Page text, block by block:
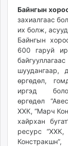
asu.mn
shudarga.mn
shuurhai.mn
unuudur.mn
isee.mn
mglradio.com
fact.mn
itoim.mn
tumen.mn
shuum.mn
times.mn
tvmongolia.mn
Байнгын
захиалгаас
их болж,
Байнгын
600 гаруй
шуудангаар,
өргөдөл,
иргэд
өргөдөл
ХХК, “Марч
хайрхан
ресурс “ХХК,